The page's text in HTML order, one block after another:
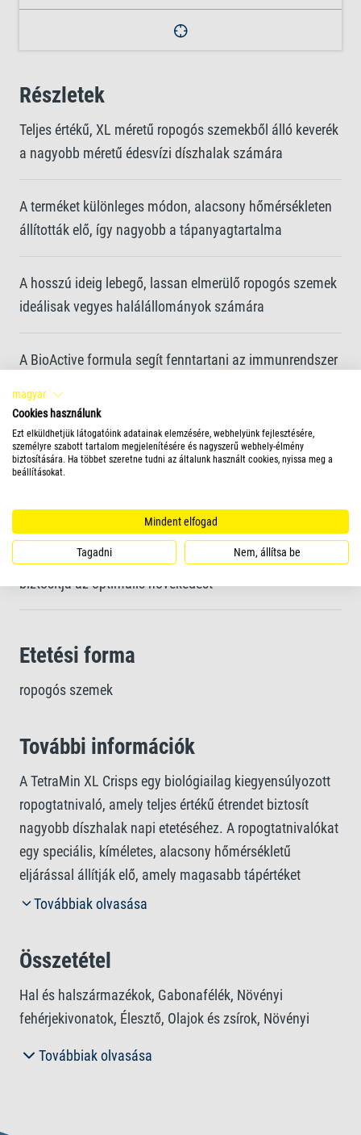
Részletek
Teljes értékű, XL méretű ropogós szemekből álló keverék
a nagyobb méretű édesvízi díszhalak számára
A terméket különleges módon, alacsony hőmérsékleten
állították elő, így nagyobb a tápanyagtartalma
A hosszú ideig lebegő, lassan elmerülő ropogós szemek
ideálisak vegyes halálállományok számára
A BioActive formula segít fenntartani az immunrendszer
Tiszta víz és jobb vízminőség a jól emészthető ropogós
szemeknek és a természetes prebiotikumoknak
A kiváló minőségű összetevőkből készült egyedi
receptúra és az optimálisan összeállított fehérje-keverék
biztosítja az optimális növekedést
Etetési forma
ropogós szemek
További információk
A TetraMin XL Crisps egy biológiailag kiegyensúlyozott
ropogtatnivaló, amely teljes értékű étrendet biztosít
nagyobb díszhalak napi etetéséhez. A ropogtatnivalókat
egy speciális, kíméletes, alacsony hőmérsékletű
eljárással állítják elő, amely magasabb tápértéket
biztosít az eledelnek. Hosszú ideig lebegnek és lassan
táp prebiotikumokat tartalmaz, amelyek támogatják a
halak testi funkcióit és a táplálék átalakítását. Ez
biztosítja a halak egészséges növekedését, vitalitását és
hozzájárul a vízminőség javulásához. Az egyedülálló
tartalmazó, színezékek és hozzáadott tartósítószerek
Továbbiak olvasása
Összetétel
Hal és halszármazékok, Gabonafélék, Növényi
fehérjekivonatok, Élesztő, Olajok és zsírok, Növényi
Ásványi anyagok.
Továbbiak olvasása
magyar
Cookies használunk
Ezt elküldhetjük látogatóink adatainak elemzésére, webhelyünk fejlesztésére,
személyre szabott tartalom megjelenítésére és nagyszerű webhely-élmény
biztosítására. Ha többet szeretne tudni az általunk használt cookies, nyissa meg a
beállításokat.
Mindent elfogad
Tagadni Nem, állítsa be